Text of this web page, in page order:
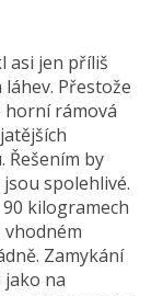
asi jen příliš
Přestože
horní rámová
Řešením by
spolehlivé.
kilogramech
Zamykání
na